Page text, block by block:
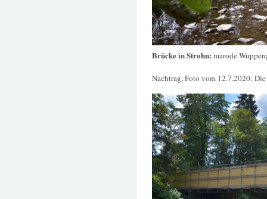
Brücke in Strohn: marode
Nachtrag, Foto vom 12.7.2020: